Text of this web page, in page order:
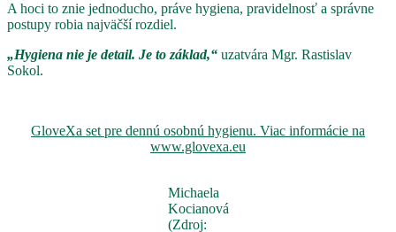
A hoci to znie jednoducho, práve hygiena, pravidelnosť a správne
postupy robia najväčší rozdiel.
„Hygiena nie je detail. Je to základ,“ uzatvára Mgr. Rastislav
Sokol.
GloveXa set pre dennú osobnú hygienu. Viac informácie na
www.glovexa.eu
Michaela
Kocianová
(Zdroj: